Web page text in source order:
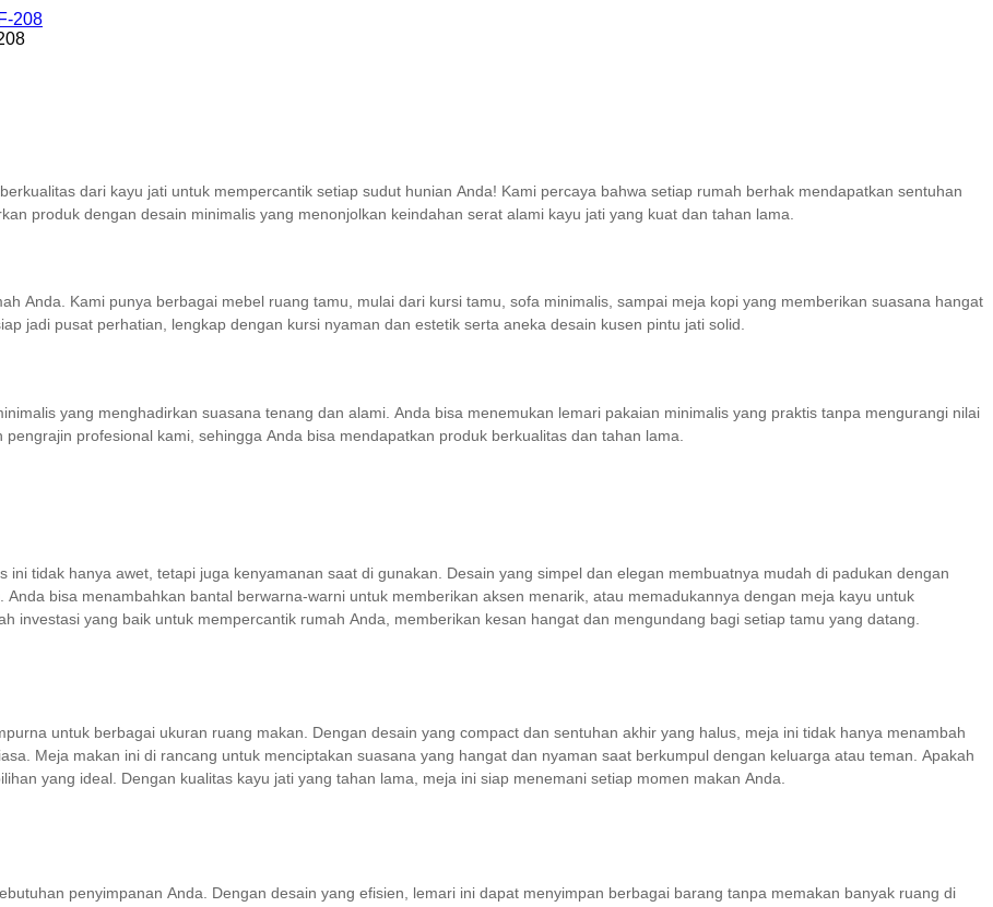
berkualitas dari kayu jati untuk mempercantik setiap sudut hunian Anda! Kami percaya bahwa setiap rumah berhak mendapatkan sentuhan
produk dengan desain minimalis yang menonjolkan keindahan serat alami kayu jati yang kuat dan tahan lama.
Anda. Kami punya berbagai mebel ruang tamu, mulai dari kursi tamu, sofa minimalis, sampai meja kopi yang memberikan suasana hangat
jadi pusat perhatian, lengkap dengan kursi nyaman dan estetik serta aneka desain kusen pintu jati solid.
yang menghadirkan suasana tenang dan alami. Anda bisa menemukan lemari pakaian minimalis yang praktis tanpa mengurangi nilai
profesional kami, sehingga Anda bisa mendapatkan produk berkualitas dan tahan lama.
tidak hanya awet, tetapi juga kenyamanan saat di gunakan. Desain yang simpel dan elegan membuatnya mudah di padukan dengan
bisa menambahkan bantal berwarna-warni untuk memberikan aksen menarik, atau memadukannya dengan meja kayu untuk
investasi yang baik untuk mempercantik rumah Anda, memberikan kesan hangat dan mengundang bagi setiap tamu yang datang.
untuk berbagai ukuran ruang makan. Dengan desain yang compact dan sentuhan akhir yang halus, meja ini tidak hanya menambah
Meja makan ini di rancang untuk menciptakan suasana yang hangat dan nyaman saat berkumpul dengan keluarga atau teman. Apakah
yang ideal. Dengan kualitas kayu jati yang tahan lama, meja ini siap menemani setiap momen makan Anda.
penyimpanan Anda. Dengan desain yang efisien, lemari ini dapat menyimpan berbagai barang tanpa memakan banyak ruang di